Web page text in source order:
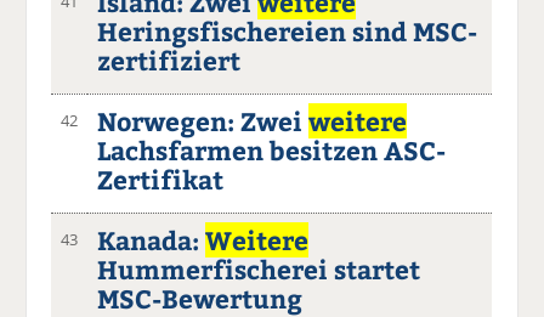
Heringsfischereien sind MSC-
zertifiziert
42 Norwegen: Zweiweitere
Lachsfarmen besitzen ASC-
Zertifikat
43 Kanada:Weitere
Hummerfischerei startet
MSC-Bewertung